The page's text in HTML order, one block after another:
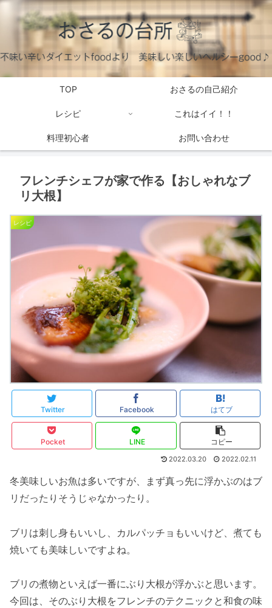
TOP おさるの自己紹介
レシピ これはイイ！！
料理初心者 お問い合わせ
フレンチシェフが家で作る【おしゃれなブ
リ大根】
レシピ
Twitter Facebook はてブ
Pocket LINE コピー
2022.03.20 2022.02.11
冬美味しいお魚は多いですが、まず真っ先に浮かぶのはブ
リだったりそうじゃなかったり。
ブリは刺し身もいいし、カルパッチョもいいけど、煮ても
焼いても美味しいですよね。
ブリの煮物といえば一番にぶり大根が浮かぶと思います。
今回は、そのぶり大根をフレンチのテクニックと和食の味